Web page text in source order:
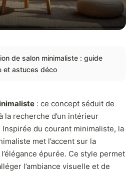
de salon minimaliste : guide
et astuces déco
: ce concept séduit de
la recherche d’un intérieur
du courant minimaliste, la
met l’accent sur la
épurée. Ce style permet
l’ambiance visuelle et de